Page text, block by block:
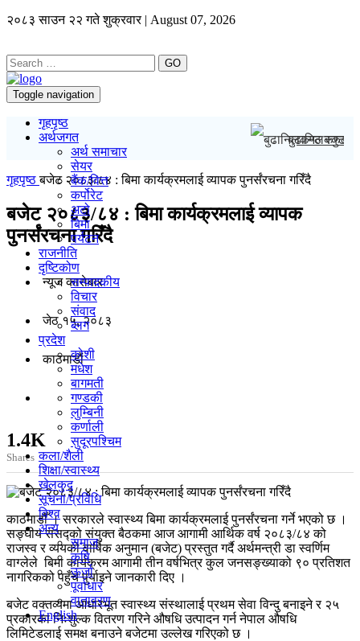
२०८३ साउन २२ गते शुक्रवार | August 07, 2026
GO
Toggle navigation
गृहपृष्ठ
अर्थजगत
अर्थ समाचार
सेयर
बैंक/वित्त
कर्पोरेट
अटो
बिमा
पर्यटन
राजनीति
दृष्टिकोण
सम्पादकीय
विचार
संवाद
ब्लग
प्रदेश
कोशी
मधेश
बागमती
गण्डकी
लुम्बिनी
कर्णाली
सुदूरपश्चिम
कला/शैली
शिक्षा/स्वास्थ्य
खेलकुद
सूचना/प्रविधि
विश्व
अन्य
समाज
कृषि
ऊर्जा
पूर्वाधार
वातावरण
English
बुढानिलकण्ठ
गृहपृष्ठबजेट २०८३/८४ : बिमा कार्यक्रमलाई व्यापक पुनर्संरचना गरिँदै
बजेट २०८३/८४ : बिमा कार्यक्रमलाई व्यापक
पुनर्संरचना गरिँदै
न्यूज काराेबार
जेठ १५, २०८३
काठमाडाैं
1.4K
Shares
काठमाडौँ । सरकारले स्वास्थ्य बिमा कार्यक्रमलाई पुनर्संरचना गर्ने भएको छ ।
सङ्घीय संसद्को संयुक्त बैठकमा आज आगामी आर्थिक वर्ष २०८३/८४ को
राजस्व र व्ययको वार्षिक अनुमान (बजेट) प्रस्तुत गर्दै अर्थमन्त्री डा स्वर्णिम
वाग्लेले बिमा कार्यक्रम आगामी तीन वर्षभित्र कुल जनसङ्ख्याको ९० प्रतिशत
नागरिकको पहुँच पुर्याइने जानकारी दिए ।
बजेट वक्तव्यमा आधारभूत स्वास्थ्य संस्थालाई प्रथम सेवा विन्दु बनाइने र २५
प्रकारका निःशुल्क वितरण गरिने औषधि उत्पादन गर्न नेपाल औषधि
लिमिटेडलाई समक्ष बनाउने बजेटमा उल्लेख गरिएको छ ।